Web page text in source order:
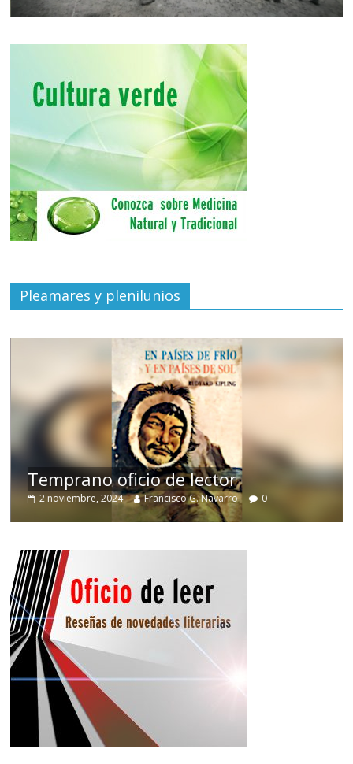
Pleamares y plenilunios
Temprano oficio de lector
2 noviembre, 2024 Francisco G. Navarro 0